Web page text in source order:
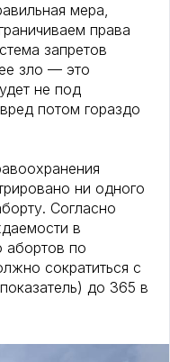
мера,
права
запретов
зло — это
не под
потом гораздо
ни одного
Согласно
в
абортов по
сократиться с
до 365 в